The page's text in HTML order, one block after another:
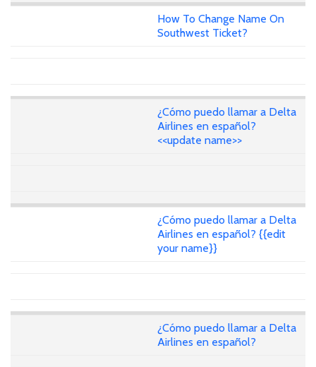
How To Change Name On
Southwest Ticket?
¿Cómo puedo llamar a Delta
Airlines en español?
<<update name>>
¿Cómo puedo llamar a Delta
Airlines en español? {{edit
your name}}
¿Cómo puedo llamar a Delta
Airlines en español?